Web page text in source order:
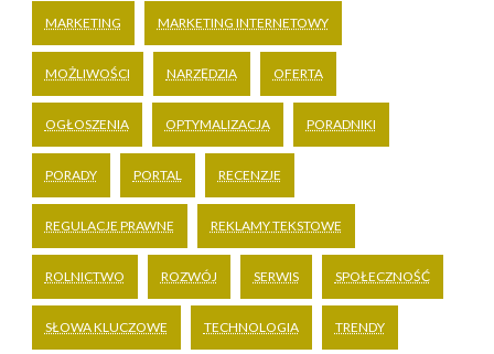
MARKETING MARKETING INTERNETOWY
MOŻLIWOŚCI NARZĘDZIA OFERTA
OGŁOSZENIA OPTYMALIZACJA PORADNIKI
PORADY PORTAL RECENZJE
REGULACJE PRAWNE REKLAMY TEKSTOWE
ROLNICTWO ROZWÓJ SERWIS SPOŁECZNOŚĆ
SŁOWA KLUCZOWE TECHNOLOGIA TRENDY